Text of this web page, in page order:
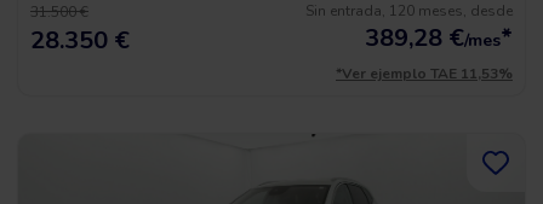
31.500 €
28.350 €
Sin entrada, 120 meses, desde
389,28 €/mes*
*Ver ejemplo TAE 11,53%